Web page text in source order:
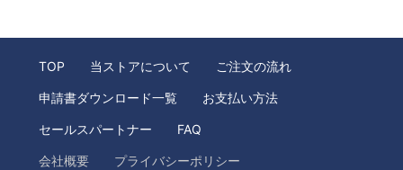
TOP 当ストアについて ご注文の流れ
申請書ダウンロード一覧 お支払い方法
セールスパートナー FAQ
会社概要 プライバシーポリシー